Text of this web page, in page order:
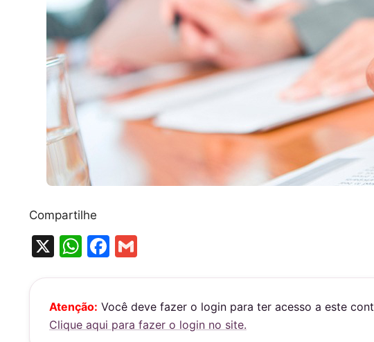
Compartilhe
X
W
s
A
F
e
b
l
Atenção: Você deve fazer o login para ter acesso a este
Clique aqui para fazer o login no site.